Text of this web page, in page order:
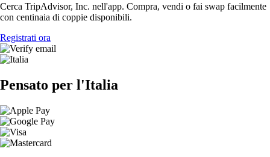
Cerca TripAdvisor, Inc. nell'app. Compra, vendi o fai swap facilmente
con centinaia di coppie disponibili.
Registrati ora
Pensato per l'Italia